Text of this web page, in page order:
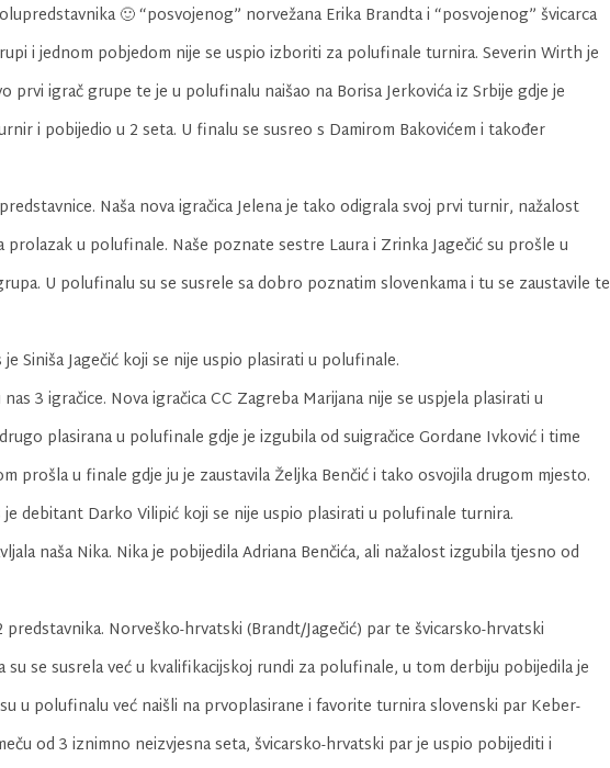
🙂 “posvojenog” norvežana Erika Brandta i “posvojenog” švicarca
i jednom pobjedom nije se uspio izboriti za polufinale turnira. Severin Wirth je
igrač grupe te je u polufinalu naišao na Borisa Jerkovića iz Srbije gdje je
i pobijedio u 2 seta. U finalu se susreo s Damirom Bakovićem i također
Naša nova igračica Jelena je tako odigrala svoj prvi turnir, nažalost
u polufinale. Naše poznate sestre Laura i Zrinka Jagečić su prošle u
U polufinalu su se susrele sa dobro poznatim slovenkama i tu se zaustavile te
Siniša Jagečić koji se nije uspio plasirati u polufinale.
3 igračice. Nova igračica CC Zagreba Marijana nije se uspjela plasirati u
plasirana u polufinale gdje je izgubila od suigračice Gordane Ivković i time
prošla u finale gdje ju je zaustavila Željka Benčić i tako osvojila drugom mjesto.
debitant Darko Vilipić koji se nije uspio plasirati u polufinale turnira.
naša Nika. Nika je pobijedila Adriana Benčića, ali nažalost izgubila tjesno od
Norveško-hrvatski (Brandt/Jagečić) par te švicarsko-hrvatski
su se susrela već u kvalifikacijskoj rundi za polufinale, u tom derbiju pobijedila je
u polufinalu već naišli na prvoplasirane i favorite turnira slovenski par Keber-
od 3 iznimno neizvjesna seta, švicarsko-hrvatski par je uspio pobijediti i